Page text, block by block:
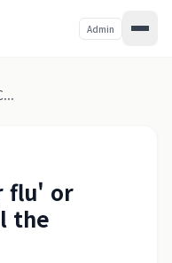
Admin
flu' or
the